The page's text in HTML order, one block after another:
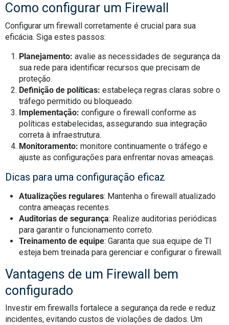
Como configurar um Firewall
Configurar um firewall corretamente é crucial para sua
eficácia. Siga estes passos:
Planejamento: avalie as necessidades de segurança da
sua rede para identificar recursos que precisam de
proteção.
Definição de políticas: estabeleça regras claras sobre o
tráfego permitido ou bloqueado.
Implementação: configure o firewall conforme as
políticas estabelecidas, assegurando sua integração
correta à infraestrutura.
Monitoramento: monitore continuamente o tráfego e
ajuste as configurações para enfrentar novas ameaças.
Dicas para uma configuração eficaz
Atualizações regulares: Mantenha o firewall atualizado
contra ameaças recentes.
Auditorias de segurança: Realize auditorias periódicas
para garantir o funcionamento correto.
Treinamento de equipe: Garanta que sua equipe de TI
esteja bem treinada para gerenciar e configurar o firewall.
Vantagens de um Firewall bem
configurado
Investir em firewalls fortalece a segurança da rede e reduz
incidentes, evitando custos de violações de dados. Um